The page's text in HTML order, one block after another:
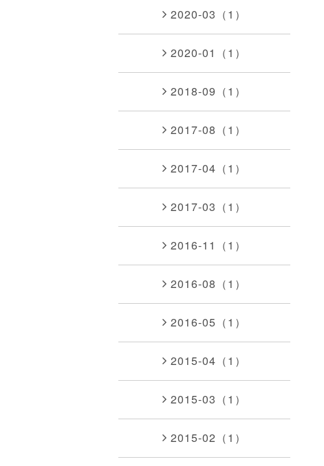
2020-03（1）
2020-01（1）
2018-09（1）
2017-08（1）
2017-04（1）
2017-03（1）
2016-11（1）
2016-08（1）
2016-05（1）
2015-04（1）
2015-03（1）
2015-02（1）